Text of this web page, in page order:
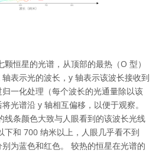
恒星的光谱，从顶部的最热（O 型）
表示光的波长，y 轴表示该波长接收到
一化处理（每个波长的光通量除以该
光谱沿 y 轴相互偏移，以便于观察。
条颜色大致与人眼看到的该波长光线
下和 700 纳米以上，人眼几乎看不到
为蓝色和红色。 较热的恒星在光谱的